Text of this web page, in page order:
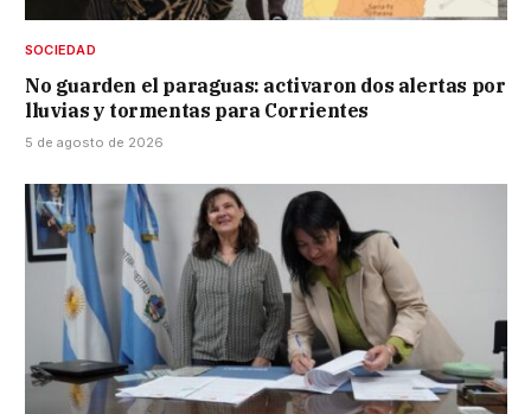
SOCIEDAD
No guarden el paraguas: activaron dos alertas por
lluvias y tormentas para Corrientes
5 de agosto de 2026